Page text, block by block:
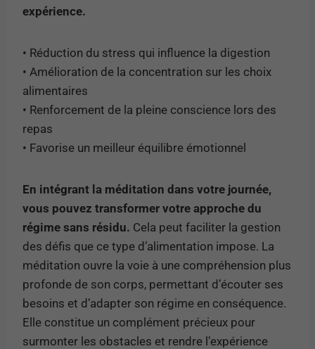
expérience.
• Réduction du stress qui influence la digestion
• Amélioration de la concentration sur les choix
alimentaires
• Renforcement de la pleine conscience lors des
repas
• Favorise un meilleur équilibre émotionnel
En intégrant la méditation dans votre journée,
vous pouvez transformer votre approche du
régime sans résidu. Cela peut faciliter la gestion
des défis que ce type d’alimentation impose. La
méditation ouvre la voie à une compréhension plus
profonde de son corps, permettant d’écouter ses
besoins et d’adapter son régime en conséquence.
Elle constitue un complément précieux pour
surmonter les obstacles et rendre l’expérience